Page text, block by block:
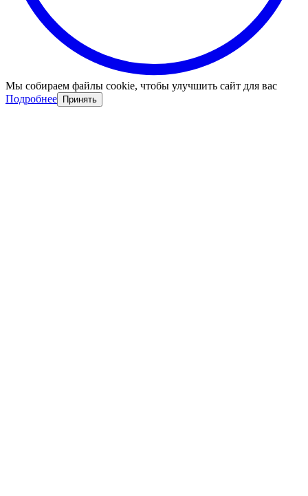
Мы собираем файлы cookie, чтобы улучшить сайт для вас
Подробнее
Принять